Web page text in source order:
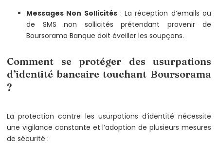
Messages Non Sollicités: La réception d’emails ou
de SMS non sollicités prétendant provenir de
Boursorama Banque doit éveiller les soupçons.
Comment se protéger des usurpations
d’identité bancaire touchant Boursorama
?
La protection contre les usurpations d’identité nécessite
une vigilance constante et l’adoption de plusieurs mesures
de sécurité :